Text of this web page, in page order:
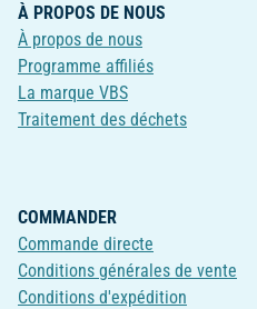
À PROPOS DE NOUS
À propos de nous
Programme affiliés
La marque VBS
Traitement des déchets
COMMANDER
Commande directe
Conditions générales de vente
Conditions d'expédition